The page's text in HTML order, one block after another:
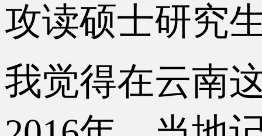
攻读硕士研究
我觉得在云南